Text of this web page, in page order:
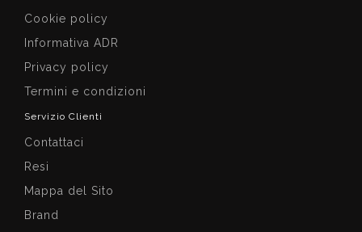
Cookie policy
Informativa ADR
Privacy policy
Termini e condizioni
Servizio Clienti
Contattaci
Resi
Mappa del Sito
Brand